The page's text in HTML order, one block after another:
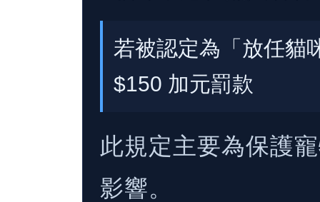
若被認定為「放任貓
$150 加元罰款
此規定主要為保護
影響。